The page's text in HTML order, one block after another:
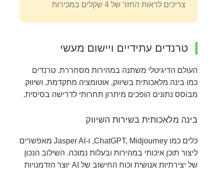
צריכים לראות החזר של 4 שקלים במכירות
טרנדים עתידיים ויישום מעשי
העולם הדיגיטלי משתנה במהירות מסחררת. טרנדים
כמו בינה מלאכותית בשיווק, אוטומציה מתקדמת, ושיווק
מבוסס נתונים הופכים מיתרון תחרותי לדרישה בסיסית.
בינה מלאכותית בשירות השיווק
כלים כמו ChatGPT, Midjourney, ו-Jasper AI מאפשרים
ליצור תוכן איכותי במהירות ובעלות נמוכה. השילוב הנכון
של יצירתיות אנושית וכוח החישוב של AI יוצר הזדמנויות